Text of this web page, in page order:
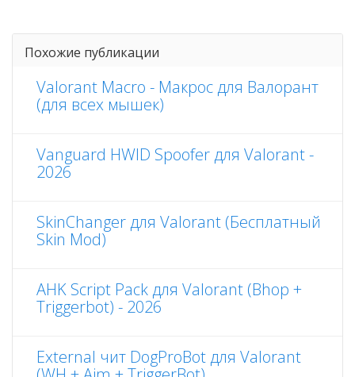
Похожие публикации
Valorant Macro - Макрос для Валорант
(для всех мышек)
Vanguard HWID Spoofer для Valorant -
2026
SkinChanger для Valorant (Бесплатный
Skin Mod)
AHK Script Pack для Valorant (Bhop +
Triggerbot) - 2026
External чит DogProBot для Valorant